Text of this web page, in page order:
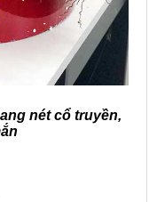
nét cổ truyền,